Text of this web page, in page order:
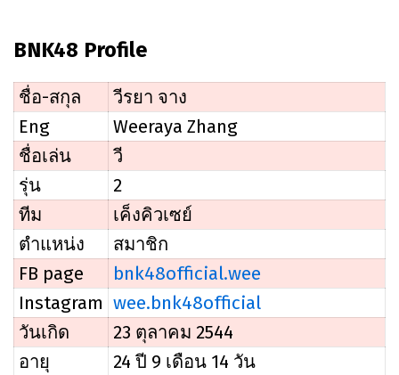
BNK48 Profile
ชื่อ-สกุล
วีรยา จาง
Eng
Weeraya Zhang
ชื่อเล่น
วี
รุ่น
2
ทีม
เค็งคิวเซย์
ตำแหน่ง
สมาชิก
FB page
bnk48official.wee
Instagram wee.bnk48official
วันเกิด
23 ตุลาคม 2544
อายุ
24 ปี 9 เดือน 14 วัน